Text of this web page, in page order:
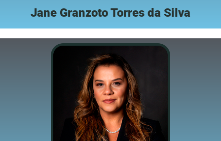
Jane Granzoto Torres da Silva